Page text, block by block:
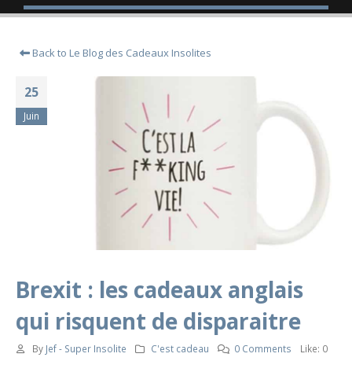
Back to Le Blog des Cadeaux Insolites
25
Juin
Brexit : les cadeaux anglais
qui risquent de disparaitre
By Jef - Super Insolite C'est cadeau 0 Comments Like: 0